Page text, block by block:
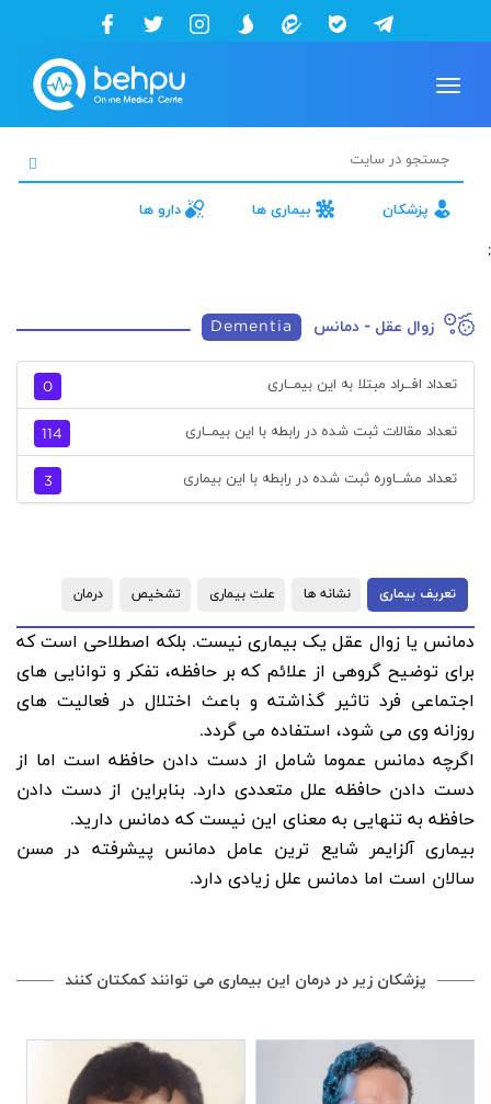
Toggle
پزشکان بیماری ها دارو ها
;
زوال عقل - دمانس Dementia
تعداد افــراد مبتلا به این بیمــاری 0
تعداد مقالات ثبت شده در رابطه با این بیمــاری 114
تعداد مشــاوره ثبت شده در رابطه با این بیماری 3
تعریف بیماری نشانه ها علت بیماری تشخیص درمان
دمانس یا زوال عقل یک بیماری نیست. بلکه اصطلاحی است که
برای توضیح گروهی از علائم که بر حافظه، تفکر و توانایی های
اجتماعی فرد تاثیر گذاشته و باعث اختلال در فعالیت های
روزانه وی می شود، استفاده می گردد.
اگرچه دمانس عموما شامل از دست دادن حافظه است اما از
دست دادن حافظه علل متعددی دارد. بنابراین از دست دادن
حافظه به تنهایی به معنای این نیست که دمانس دارید.
بیماری آلزایمر شایع ترین عامل دمانس پیشرفته در مسن
سالان است اما دمانس علل زیادی دارد.
پزشکان زیر در درمان این بیماری می توانند کمکتان کنند